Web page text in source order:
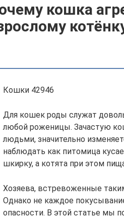
кошка
Кошки 42946
Для кошек роды служат
любой роженицы. Зачастую
людьми, значительно
наблюдать как питомица
шкирку, а котята при этом
Хозяева, встревоженные
Однако не каждое
опасности. В этой статье мы